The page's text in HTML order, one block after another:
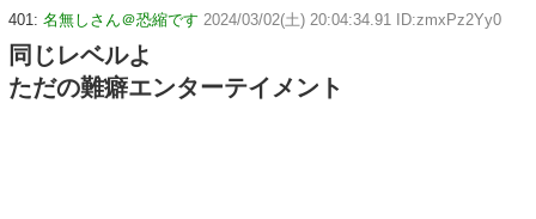
401: 名無しさん＠恐縮です 2024/03/02(土) 20:04:34.91 ID:zmxPz2Yy0
同じレベルよ
ただの難癖エンターテイメント